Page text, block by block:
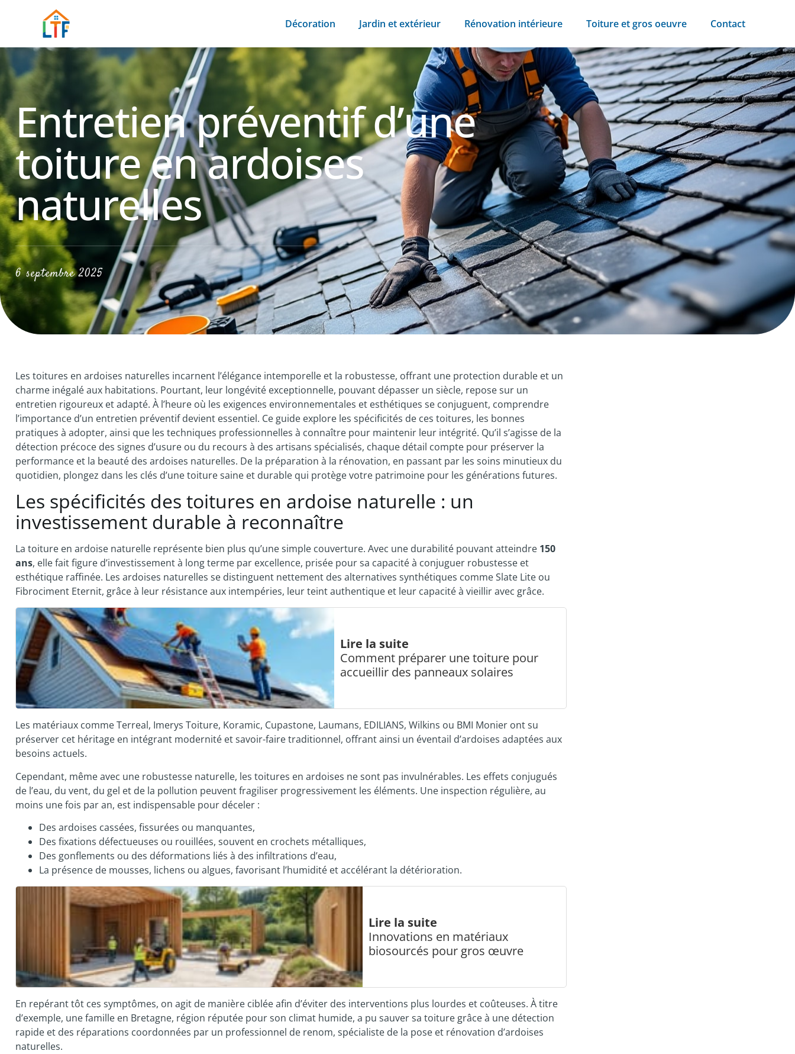
Décoration Jardin et extérieur Rénovation intérieure Toiture et gros oeuvre Contact
Entretien préventif d’une
toiture en ardoises
naturelles
6 septembre 2025
Les toitures en ardoises naturelles incarnent l’élégance intemporelle et la robustesse, offrant une protection durable et un
charme inégalé aux habitations. Pourtant, leur longévité exceptionnelle, pouvant dépasser un siècle, repose sur un
entretien rigoureux et adapté. À l’heure où les exigences environnementales et esthétiques se conjuguent, comprendre
l’importance d’un entretien préventif devient essentiel. Ce guide explore les spécificités de ces toitures, les bonnes
pratiques à adopter, ainsi que les techniques professionnelles à connaître pour maintenir leur intégrité. Qu’il s’agisse de la
détection précoce des signes d’usure ou du recours à des artisans spécialisés, chaque détail compte pour préserver la
performance et la beauté des ardoises naturelles. De la préparation à la rénovation, en passant par les soins minutieux du
quotidien, plongez dans les clés d’une toiture saine et durable qui protège votre patrimoine pour les générations futures.
Les spécificités des toitures en ardoise naturelle : un
investissement durable à reconnaître
La toiture en ardoise naturelle représente bien plus qu’une simple couverture. Avec une durabilité pouvant atteindre 150
ans, elle fait figure d’investissement à long terme par excellence, prisée pour sa capacité à conjuguer robustesse et
esthétique raffinée. Les ardoises naturelles se distinguent nettement des alternatives synthétiques comme Slate Lite ou
Fibrociment Eternit, grâce à leur résistance aux intempéries, leur teint authentique et leur capacité à vieillir avec grâce.
Lire la suite
Comment préparer une toiture pour
accueillir des panneaux solaires
Les matériaux comme Terreal, Imerys Toiture, Koramic, Cupastone, Laumans, EDILIANS, Wilkins ou BMI Monier ont su
préserver cet héritage en intégrant modernité et savoir-faire traditionnel, offrant ainsi un éventail d’ardoises adaptées aux
besoins actuels.
Cependant, même avec une robustesse naturelle, les toitures en ardoises ne sont pas invulnérables. Les effets conjugués
de l’eau, du vent, du gel et de la pollution peuvent fragiliser progressivement les éléments. Une inspection régulière, au
moins une fois par an, est indispensable pour déceler :
Des ardoises cassées, fissurées ou manquantes,
Des fixations défectueuses ou rouillées, souvent en crochets métalliques,
Des gonflements ou des déformations liés à des infiltrations d’eau,
La présence de mousses, lichens ou algues, favorisant l’humidité et accélérant la détérioration.
Lire la suite
Innovations en matériaux
biosourcés pour gros œuvre
En repérant tôt ces symptômes, on agit de manière ciblée afin d’éviter des interventions plus lourdes et coûteuses. À titre
d’exemple, une famille en Bretagne, région réputée pour son climat humide, a pu sauver sa toiture grâce à une détection
rapide et des réparations coordonnées par un professionnel de renom, spécialiste de la pose et rénovation d’ardoises
naturelles.